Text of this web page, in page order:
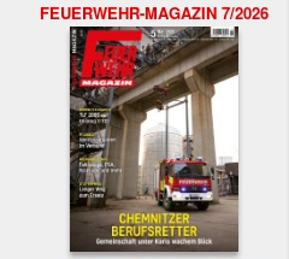
FEUERWEHR-MAGAZIN 7/2026